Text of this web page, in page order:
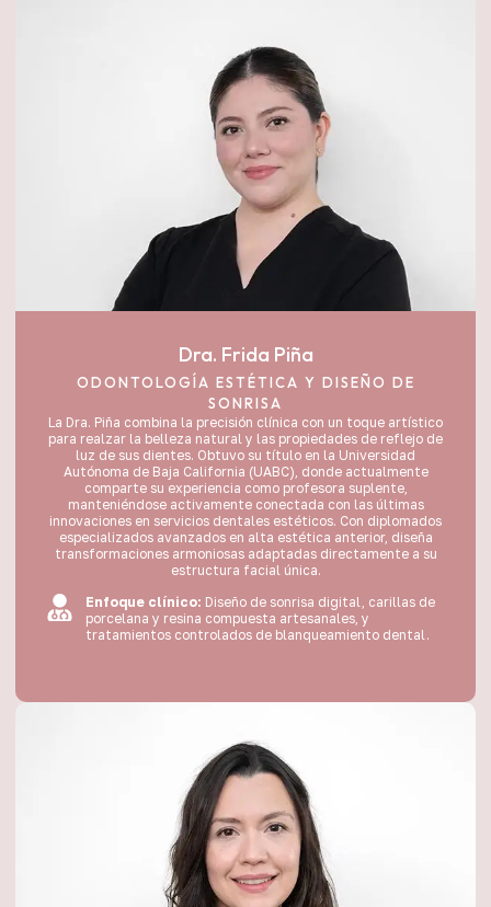
Dra. Frida Piña
ODONTOLOGÍA ESTÉTICA Y DISEÑO DE
SONRISA
La Dra. Piña combina la precisión clínica con un toque artístico
para realzar la belleza natural y las propiedades de reflejo de
luz de sus dientes. Obtuvo su título en la Universidad
Autónoma de Baja California (UABC), donde actualmente
comparte su experiencia como profesora suplente,
manteniéndose activamente conectada con las últimas
innovaciones en servicios dentales estéticos. Con diplomados
especializados avanzados en alta estética anterior, diseña
transformaciones armoniosas adaptadas directamente a su
estructura facial única.
Enfoque clínico: Diseño de sonrisa digital, carillas de
porcelana y resina compuesta artesanales, y
tratamientos controlados de blanqueamiento dental.